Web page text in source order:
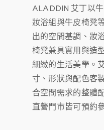
ALADDIN 艾丁以
妝浴組與牛皮椅凳
出的空間基調、妝
椅凳兼具實用與造
細緻的生活美學。
寸、形狀與配色客
合空間需求的整體
直營門市皆可預約